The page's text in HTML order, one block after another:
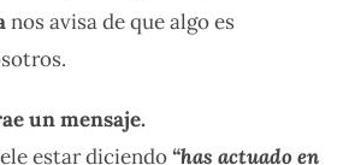
nos avisa de que algo es
un mensaje.
estar diciendo “has actuado en